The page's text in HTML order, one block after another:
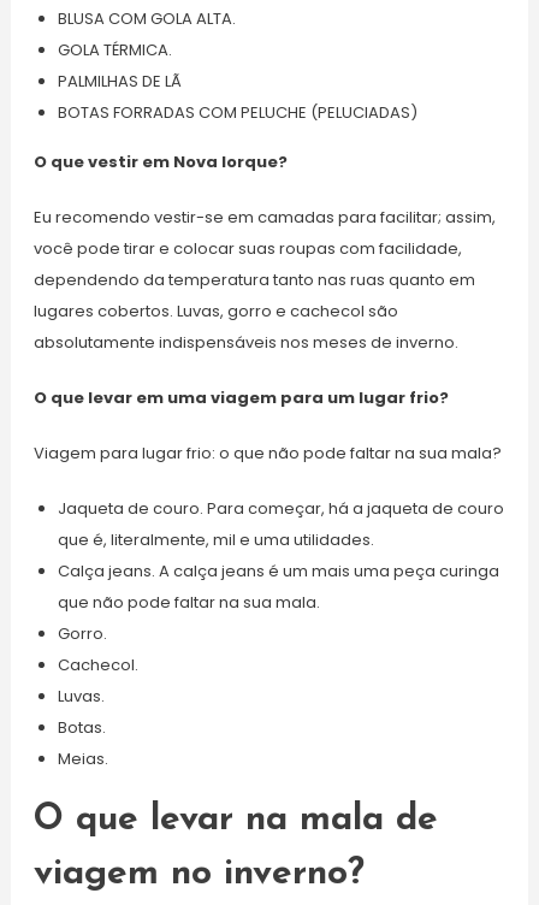
BLUSA COM GOLA ALTA.
GOLA TÉRMICA.
PALMILHAS DE LÃ
BOTAS FORRADAS COM PELUCHE (PELUCIADAS)
O que vestir em Nova Iorque?
Eu recomendo vestir-se em camadas para facilitar; assim,
você pode tirar e colocar suas roupas com facilidade,
dependendo da temperatura tanto nas ruas quanto em
lugares cobertos. Luvas, gorro e cachecol são
absolutamente indispensáveis nos meses de inverno.
O que levar em uma viagem para um lugar frio?
Viagem para lugar frio: o que não pode faltar na sua mala?
Jaqueta de couro. Para começar, há a jaqueta de couro
que é, literalmente, mil e uma utilidades.
Calça jeans. A calça jeans é um mais uma peça curinga
que não pode faltar na sua mala.
Gorro.
Cachecol.
Luvas.
Botas.
Meias.
O que levar na mala de
viagem no inverno?